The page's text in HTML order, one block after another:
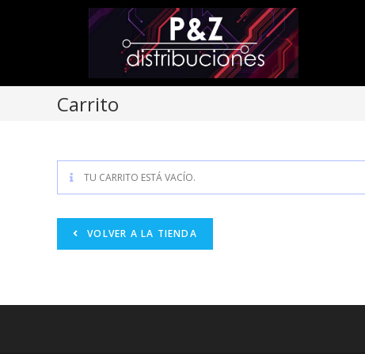
Carrito
TU CARRITO ESTÁ VACÍO.
VOLVER A LA TIENDA